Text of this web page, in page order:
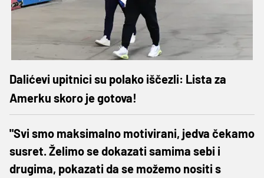
Dalićevi upitnici su polako iščezli: Lista za
Amerku skoro je gotova!
"Svi smo maksimalno motivirani, jedva čekamo
susret. Želimo se dokazati samima sebi i
drugima, pokazati da se možemo nositi s